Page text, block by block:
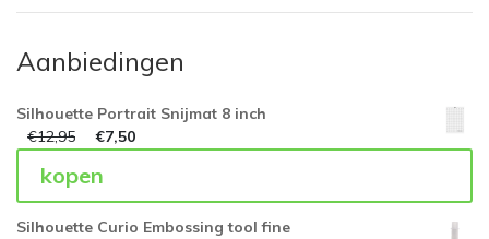
Aanbiedingen
Silhouette Portrait Snijmat 8 inch
€12,95 €7,50
kopen
Silhouette Curio Embossing tool fine